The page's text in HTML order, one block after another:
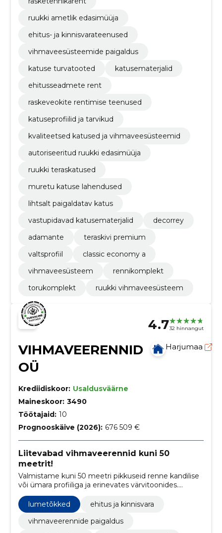
ruukki ametlik edasimüüja
ehitus- ja kinnisvarateenused
vihmaveesüsteemide paigaldus
katuse turvatooted
katusematerjalid
ehitusseadmete rent
raskeveokite rentimise teenused
katuseprofiilid ja tarvikud
kvaliteetsed katused ja vihmaveesüsteemid
autoriseeritud ruukki edasimüüja
ruukki teraskatused
muretu katuse lahendused
lihtsalt paigaldatav katus
vastupidavad katusematerjalid
decorrey
adamante
teraskivi premium
valtsprofiil
classic economy a
vihmaveesüsteem
rennikomplekt
torukomplekt
ruukki vihmaveesüsteem
4.732 hinnangut
VIHMAVEERENNID
OÜ
Harjumaa
Krediidiskoor: Usaldusväärne
Maineskoor: 3490
Töötajaid: 10
Prognooskäive (2026): 676 509 €
Liitevabad vihmaveerennid kuni 50
meetrit!
Valmistame kuni 50 meetri pikkuseid renne kandilise
või ümara profiiliga ja erinevates värvitoonides.
lumetõkked
ehitus ja kinnisvara
vihmaveerennide paigaldus